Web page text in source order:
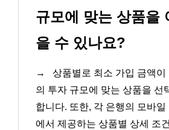
규모에 맞는 상품을
을 수 있나요?
→
상품별로 최소 가입 금액이
의 투자 규모에 맞는 상품을 선
합니다. 또한, 각 은행의 모바
에서 제공하는 상품별 상세 조